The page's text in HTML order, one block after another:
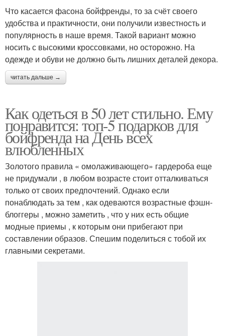
Что касается фасона бойфренды, то за счёт своего
удобства и практичности, они получили известность и
популярность в наше время. Такой вариант можно
носить с высокими кроссовками, но осторожно. На
одежде и обуви не должно быть лишних деталей декора.
читать дальше →
Как одеться в 50 лет стильно. Ему
понравится: топ-5 подарков для
бойфренда на День всех
влюбленных
Золотого правила « омолаживающего» гардероба еще
не придумали , в любом возрасте стоит отталкиваться
только от своих предпочтений. Однако если
понаблюдать за тем , как одеваются возрастные фэшн-
блоггеры , можно заметить , что у них есть общие
модные приемы , к которым они прибегают при
составлении образов. Спешим поделиться с тобой их
главными секретами.